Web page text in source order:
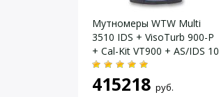
Мутномеры WTW Multi
3510 IDS + VisoTurb 900-P
+ Cal-Kit VT900 + AS/IDS 10
415218 руб.